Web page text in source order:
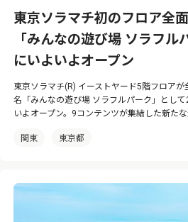
東京ソラマチ初のフロア全
「みんなの遊び場 ソラフル
にいよいよオープン
東京ソラマチ(R) イーストヤード5階フロア
名「みんなの遊び場 ソラフルパーク」とし
いよオープン。9コンテンツが集結した新たな
関東 東京都